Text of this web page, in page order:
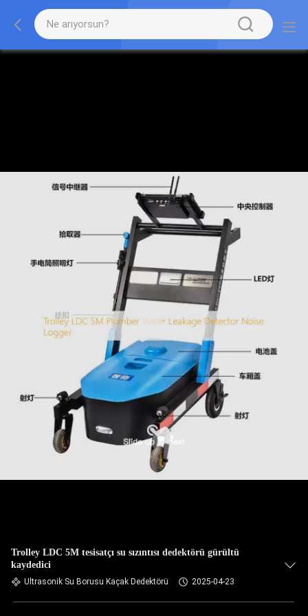
Trolley LDC 5M tesisatçı su sızıntısı dedektörü gürültü
kaydedici
Ultrasonik Su Borusu Kaçak Dedektörü 2025-04-23